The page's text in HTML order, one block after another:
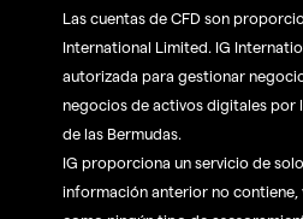
Las cuentas de CFD son
International Limited. IG
autorizada para gestionar
negocios de activos digitales por
de las Bermudas.
IG proporciona un servicio de
información anterior no contiene,